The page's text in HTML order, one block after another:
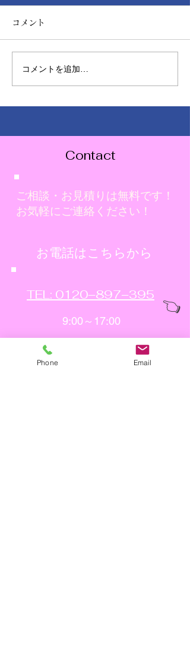
ショールームのぼり旗を
コメント
コメントを追加…
Contact
ご相談・お見積りは無料です！
お気軽にご連絡ください！
​お電話はこちらから
TEL: 0120−897−395
9:00～17:00
👈
Phone Email